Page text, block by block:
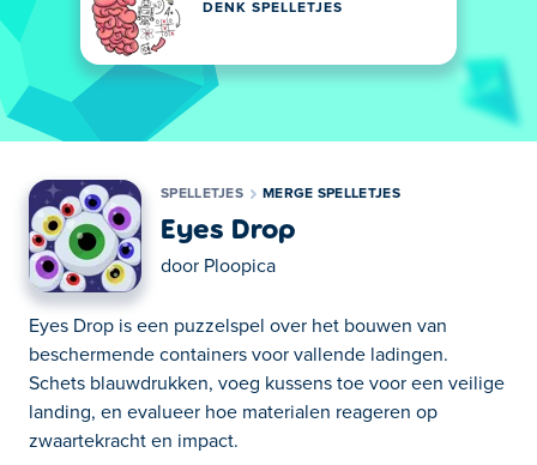
DENK SPELLETJES
SPELLETJES MERGE SPELLETJES
Eyes Drop
door Ploopica
Eyes Drop is een puzzelspel over het bouwen van
beschermende containers voor vallende ladingen.
Schets blauwdrukken, voeg kussens toe voor een veilige
landing, en evalueer hoe materialen reageren op
zwaartekracht en impact.